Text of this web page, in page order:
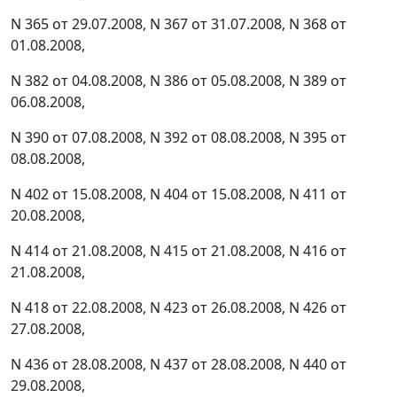
N 365 от 29.07.2008, N 367 от 31.07.2008, N 368 от
01.08.2008,
N 382 от 04.08.2008, N 386 от 05.08.2008, N 389 от
06.08.2008,
N 390 от 07.08.2008, N 392 от 08.08.2008, N 395 от
08.08.2008,
N 402 от 15.08.2008, N 404 от 15.08.2008, N 411 от
20.08.2008,
N 414 от 21.08.2008, N 415 от 21.08.2008, N 416 от
21.08.2008,
N 418 от 22.08.2008, N 423 от 26.08.2008, N 426 от
27.08.2008,
N 436 от 28.08.2008, N 437 от 28.08.2008, N 440 от
29.08.2008,